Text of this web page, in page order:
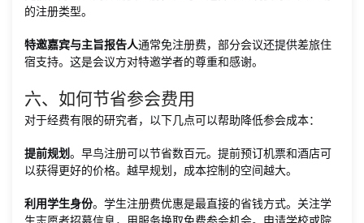
的注册类型。
特邀嘉宾与主旨报告人通常免注册费，部分会议还提供差旅住
宿支持。这是会议方对特邀学者的尊重和感谢。
六、如何节省参会费用
对于经费有限的研究者，以下几点可以帮助降低参会成本：
提前规划。早鸟注册可以节省数百元。提前预订机票和酒店可
以获得更好的价格。越早规划，成本控制的空间越大。
利用学生身份。学生注册费优惠是最直接的省钱方式。关注学
生志愿者招募信息，用服务换取免费参会机会。申请学校或院